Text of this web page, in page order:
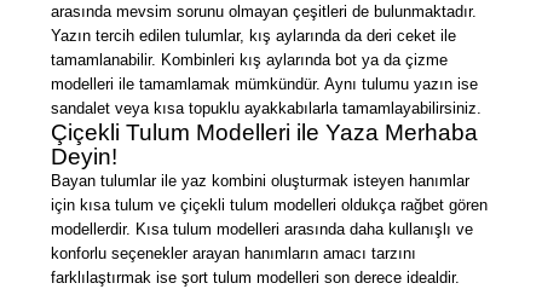
arasında mevsim sorunu olmayan çeşitleri de bulunmaktadır.
Yazın tercih edilen tulumlar, kış aylarında da deri ceket ile
tamamlanabilir. Kombinleri kış aylarında bot ya da çizme
modelleri ile tamamlamak mümkündür. Aynı tulumu yazın ise
sandalet veya kısa topuklu ayakkabılarla tamamlayabilirsiniz.
Çiçekli Tulum Modelleri ile Yaza Merhaba
Deyin!
Bayan tulumlar ile yaz kombini oluşturmak isteyen hanımlar
için kısa tulum ve çiçekli tulum modelleri oldukça rağbet gören
modellerdir. Kısa tulum modelleri arasında daha kullanışlı ve
konforlu seçenekler arayan hanımların amacı tarzını
farklılaştırmak ise şort tulum modelleri son derece idealdir.